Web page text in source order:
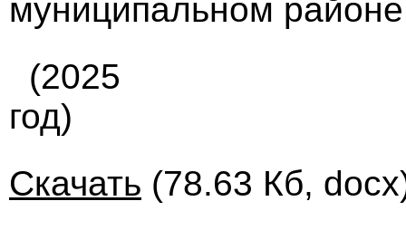
муниципальном
(2025
год)
Скачать (78.63 Кб,